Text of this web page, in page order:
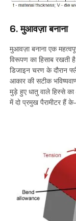
6. मुआवज़ा बनाना
मुआवज़ा बनाना एक
विरूपण का हिसाब रखती
डिजाइन चरण के दौरान
आकार की सटीक
मुड़े हुए धातु वाले हिस्से
में दो प्रमुख पैरामीटर